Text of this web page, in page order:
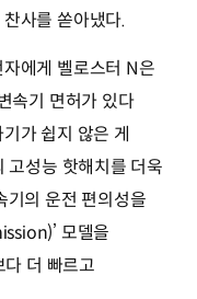
사를 쏟아냈다.
에게 벨로스터 N은
속기 면허가 있다
가 쉽지 않은 게
고성능 핫해치를 더욱
기의 운전 편의성을
모델을
더 빠르고